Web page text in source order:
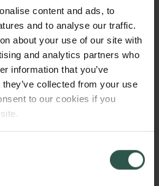
content and ads, to
and to analyse our traffic.
about your use of our site with
and analytics partners who
information that you’ve
collected from your use
to our cookies if you
Han har opdaget, at celler
belastning.
molekylære aktører, der
så der dannes funktionelle
den genetiske ustabilitet, der
også ydet afgørende
hvordan vores celler
gener, når alt